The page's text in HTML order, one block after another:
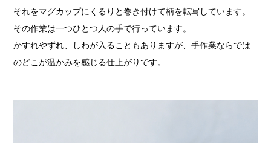
それをマグカップにくるりと巻き付けて柄を転写しています。
その作業は一つひとつ人の手で行っています。
かすれやずれ、しわが入ることもありますが、手作業ならでは
のどこが温かみを感じる仕上がりです。